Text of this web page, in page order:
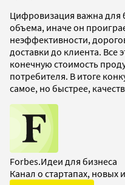
Цифровизация важна для
объема, иначе он
неэффективности,
доставки до клиента. Все
конечную стоимость
потребителя. В итоге
самое, но быстрее,
Forbes.Идеи для бизнеса
Канал о стартапах, новых